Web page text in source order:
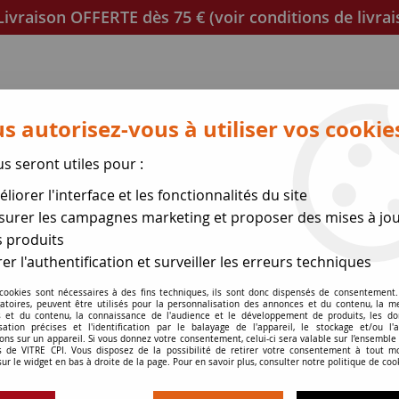
OFFERTE dès 75 € (voir conditions de
Mica et joint à découper Joints de porte
des expéditions le 17
de poêle >Monaco
Monaco
autorisez-vous à utiliser vos
seront utiles pour :
l'interface et les fonctionnalités du site
les campagnes marketing et proposer des mises à
produits
l'authentification et surveiller les erreurs techniques
sont nécessaires à des fins techniques, ils sont donc dispensés de
peuvent être utilisés pour la personnalisation des annonces et du contenu, la
et du contenu, la connaissance de l'audience et le développement de produits, les
précises et l'identification par le balayage de l'appareil, le stockage et/ou
sur un appareil. Si vous donnez votre consentement, celui-ci sera valable sur l’ensemble
de VITRE CPI. Vous disposez de la possibilité de retirer votre consentement à tout
le widget en bas à droite de la page. Pour en savoir plus, consulter notre politique de